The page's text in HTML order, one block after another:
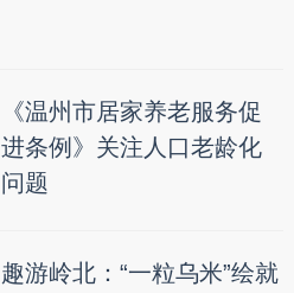
《温州市居家养老服务促
进条例》关注人口老龄化
问题
趣游岭北：“一粒乌米”绘就